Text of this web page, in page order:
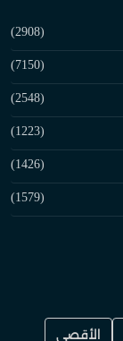
(2908)
(7150)
(2548)
(1223)
(1426)
(1579)
الأقصى